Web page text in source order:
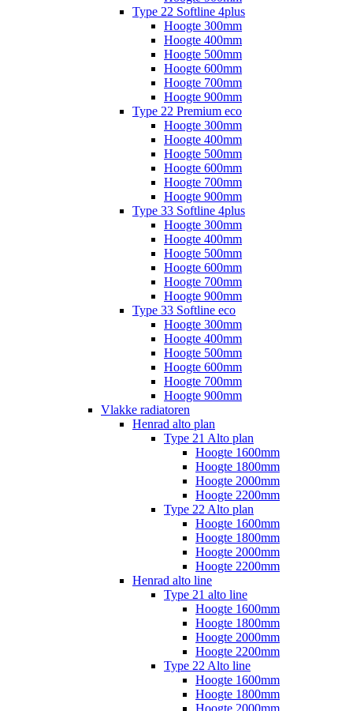
Type 22 Softline 4plus
Hoogte 300mm
Hoogte 400mm
Hoogte 500mm
Hoogte 600mm
Hoogte 700mm
Hoogte 900mm
Type 22 Premium eco
Hoogte 300mm
Hoogte 400mm
Hoogte 500mm
Hoogte 600mm
Hoogte 700mm
Hoogte 900mm
Type 33 Softline 4plus
Hoogte 300mm
Hoogte 400mm
Hoogte 500mm
Hoogte 600mm
Hoogte 700mm
Hoogte 900mm
Type 33 Softline eco
Hoogte 300mm
Hoogte 400mm
Hoogte 500mm
Hoogte 600mm
Hoogte 700mm
Hoogte 900mm
Vlakke radiatoren
Henrad alto plan
Type 21 Alto plan
Hoogte 1600mm
Hoogte 1800mm
Hoogte 2000mm
Hoogte 2200mm
Type 22 Alto plan
Hoogte 1600mm
Hoogte 1800mm
Hoogte 2000mm
Hoogte 2200mm
Henrad alto line
Type 21 alto line
Hoogte 1600mm
Hoogte 1800mm
Hoogte 2000mm
Hoogte 2200mm
Type 22 Alto line
Hoogte 1600mm
Hoogte 1800mm
Hoogte 2000mm